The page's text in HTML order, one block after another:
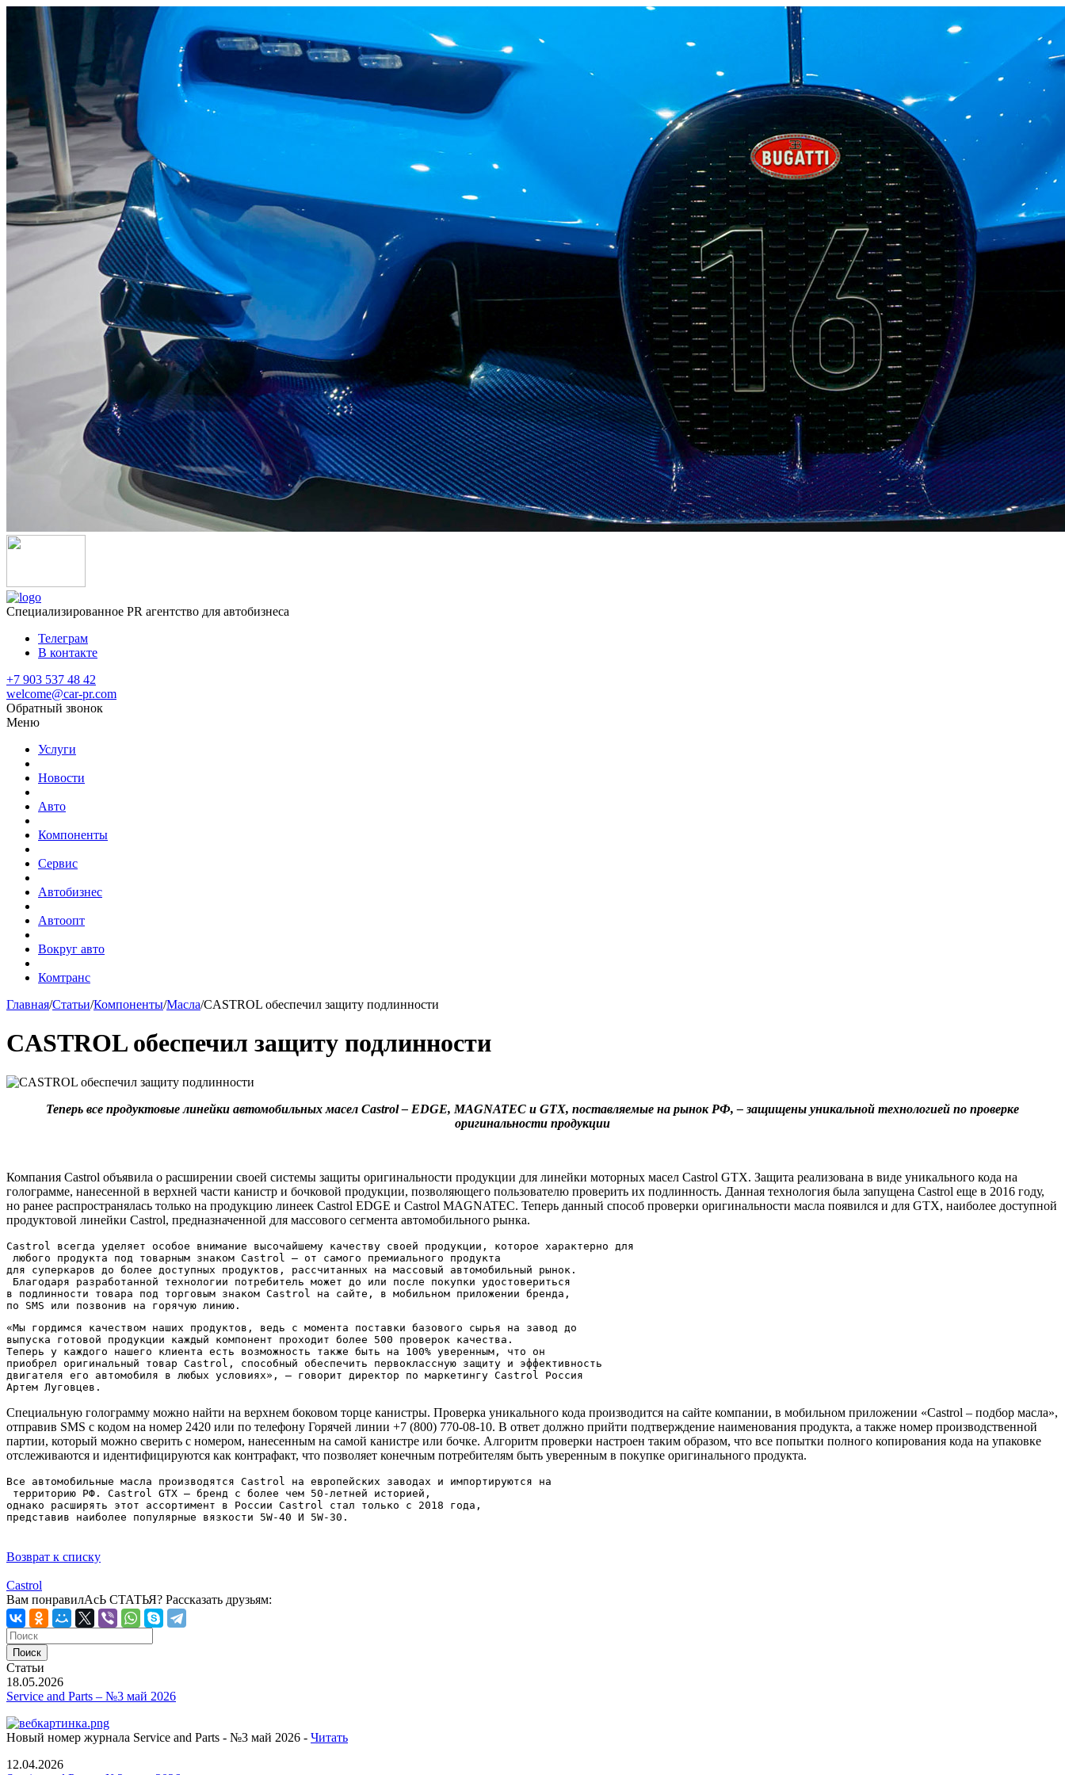
Специализированное PR агентство для автобизнеса
Телеграм
В контакте
+7 903 537 48 42
welcome@car-pr.com
Обратный звонок
Меню
Услуги
Новости
Авто
Компоненты
Сервис
Автобизнес
Автоопт
Вокруг авто
Комтранс
Главная/Статьи/Компоненты/Масла/CASTROL обеспечил защиту подлинности
CASTROL обеспечил защиту подлинности
Теперь все продуктовые линейки автомобильных масел Castrol – EDGE, MAGNATEC и GTX, поставляемые на рынок РФ, – защищены уникальной технологией по проверке
оригинальности продукции
Компания Castrol объявила о расширении своей системы защиты оригинальности продукции для линейки моторных масел Castrol GTX. Защита реализована в виде уникального кода на
голограмме, нанесенной в верхней части канистр и бочковой продукции, позволяющего пользователю проверить их подлинность. Данная технология была запущена Castrol еще в 2016 году,
но ранее распространялась только на продукцию линеек Castrol EDGE и Castrol MAGNATEC. Теперь данный способ проверки оригинальности масла появился и для GTX, наиболее доступной
продуктовой линейки Castrol, предназначенной для массового сегмента автомобильного рынка.
Castrol всегда уделяет особое внимание высочайшему качеству своей продукции, которое характерно для
любого продукта под товарным знаком Castrol – от самого премиального продукта
для суперкаров до более доступных продуктов, рассчитанных на массовый автомобильный рынок.
Благодаря разработанной технологии потребитель может до или после покупки удостовериться
в подлинности товара под торговым знаком Castrol на сайте, в мобильном приложении бренда,
по SMS или позвонив на горячую линию.
«Мы гордимся качеством наших продуктов, ведь с момента поставки базового сырья на завод до
выпуска готовой продукции каждый компонент проходит более 500 проверок качества.
Теперь у каждого нашего клиента есть возможность также быть на 100% уверенным, что он
приобрел оригинальный товар Castrol, способный обеспечить первоклассную защиту и эффективность
двигателя его автомобиля в любых условиях», – говорит директор по маркетингу Castrol Россия
Артем Луговцев.
Специальную голограмму можно найти на верхнем боковом торце канистры. Проверка уникального кода производится на сайте компании, в мобильном приложении «Castrol – подбор масла»,
отправив SMS с кодом на номер 2420 или по телефону Горячей линии +7 (800) 770-08-10. В ответ должно прийти подтверждение наименования продукта, а также номер производственной
партии, который можно сверить с номером, нанесенным на самой канистре или бочке. Алгоритм проверки настроен таким образом, что все попытки полного копирования кода на упаковке
отслеживаются и идентифицируются как контрафакт, что позволяет конечным потребителям быть уверенным в покупке оригинального продукта.
Все автомобильные масла производятся Castrol на европейских заводах и импортируются на
территорию РФ. Castrol GTX – бренд с более чем 50-летней историей,
однако расширять этот ассортимент в России Castrol стал только с 2018 года,
представив наиболее популярные вязкости 5W-40 И 5W-30.
Возврат к списку
Castrol
Вам понравилАсЬ СТАТЬЯ? Рассказать друзьям:
Статьи
18.05.2026
Service and Parts – №3 май 2026
Новый номер журнала Service and Parts - №3 май 2026 - Читать
12.04.2026